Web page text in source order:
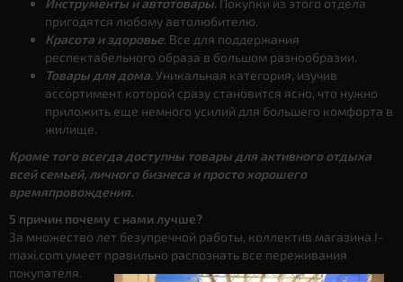
Инструменты и автотовары. Покупки из этого отдела
пригодятся любому автолюбителю.
Красота и здоровье. Все для поддержания
респектабельного образа в большом разнообразии.
Товары для дома. Уникальная категория, изучив
ассортимент которой сразу становится ясно, что нужно
приложить еще немного усилий для большего комфорта в
жилище.
Кроме того всегда доступны товары для активного отдыха
всей семьей, личного бизнеса и просто хорошего
времяпровождения.
5 причин почему с нами лучше?
За множество лет безупречной работы, коллектив магазина I-
maxi.com умеет правильно распознать все переживания
покупателя.